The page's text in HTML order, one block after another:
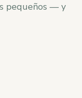
pequeños — y